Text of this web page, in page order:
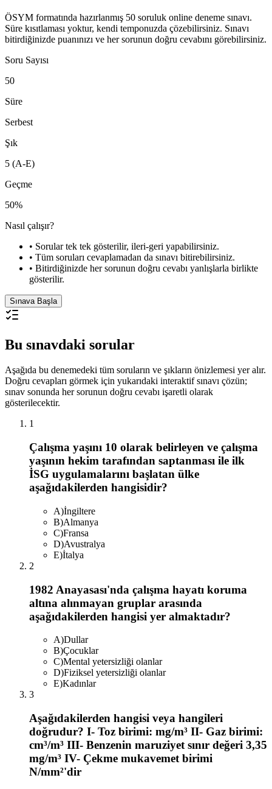
ÖSYM formatında hazırlanmış 50 soruluk online deneme sınavı.
Süre kısıtlaması yoktur, kendi temponuzda çözebilirsiniz. Sınavı
bitirdiğinizde puanınızı ve her sorunun doğru cevabını görebilirsiniz.
Soru Sayısı
50
Süre
Serbest
Şık
5 (A-E)
Geçme
50%
Nasıl çalışır?
• Sorular tek tek gösterilir, ileri-geri yapabilirsiniz.
• Tüm soruları cevaplamadan da sınavı bitirebilirsiniz.
• Bitirdiğinizde her sorunun doğru cevabı yanlışlarla birlikte
gösterilir.
Sınava Başla
Bu sınavdaki sorular
Aşağıda bu denemedeki tüm soruların ve şıkların önizlemesi yer alır.
Doğru cevapları görmek için yukarıdaki interaktif sınavı çözün;
sınav sonunda her sorunun doğru cevabı işaretli olarak
gösterilecektir.
1
Çalışma yaşını 10 olarak belirleyen ve çalışma
yaşının hekim tarafından saptanması ile ilk
İSG uygulamalarını başlatan ülke
aşağıdakilerden hangisidir?
A)İngiltere
B)Almanya
C)Fransa
D)Avustralya
E)İtalya
2
1982 Anayasası'nda çalışma hayatı koruma
altına alınmayan gruplar arasında
aşağıdakilerden hangisi yer almaktadır?
A)Dullar
B)Çocuklar
C)Mental yetersizliği olanlar
D)Fiziksel yetersizliği olanlar
E)Kadınlar
3
Aşağıdakilerden hangisi veya hangileri
doğrudur? I- Toz birimi: mg/m³ II- Gaz birimi:
cm³/m³ III- Benzenin maruziyet sınır değeri 3,35
mg/m³ IV- Çekme mukavemet birimi
N/mm²'dir